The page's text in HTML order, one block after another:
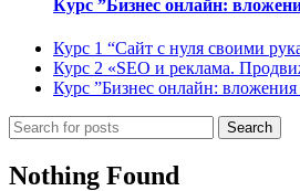
Курс ”Бизнес онлайн:
Курс 1 “Сайт с нуля своими
Курс 2 «SEO и реклама.
Курс ”Бизнес онлайн:
Search
Nothing Found